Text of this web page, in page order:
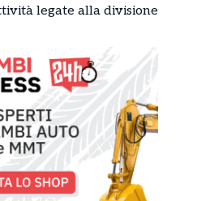
legate alla divisione